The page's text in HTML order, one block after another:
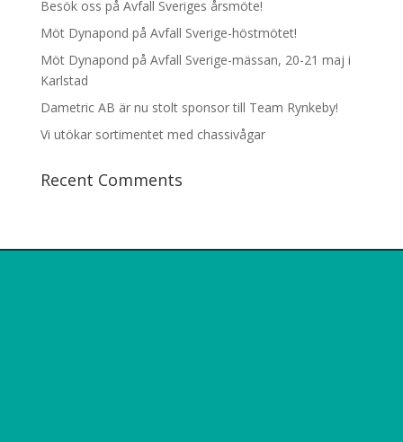
Besök oss på Avfall Sveriges årsmöte!
Möt Dynapond på Avfall Sverige-höstmötet!
Möt Dynapond på Avfall Sverige-mässan, 20-21 maj i
Karlstad
Dametric AB är nu stolt sponsor till Team Rynkeby!
Vi utökar sortimentet med chassivågar
Recent Comments